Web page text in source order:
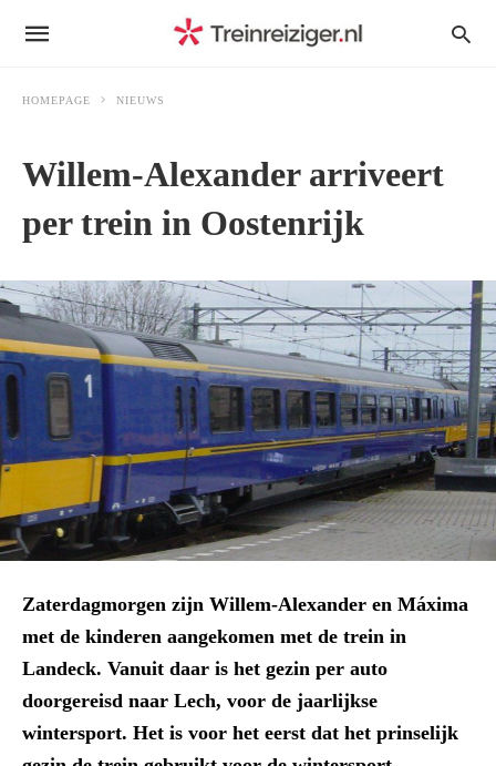
HOMEPAGE NIEUWS
Willem-Alexander arriveert
per trein in Oostenrijk
Zaterdagmorgen zijn Willem-Alexander en Máxima
met de kinderen aangekomen met de trein in
Landeck. Vanuit daar is het gezin per auto
doorgereisd naar Lech, voor de jaarlijkse
wintersport. Het is voor het eerst dat het prinselijk